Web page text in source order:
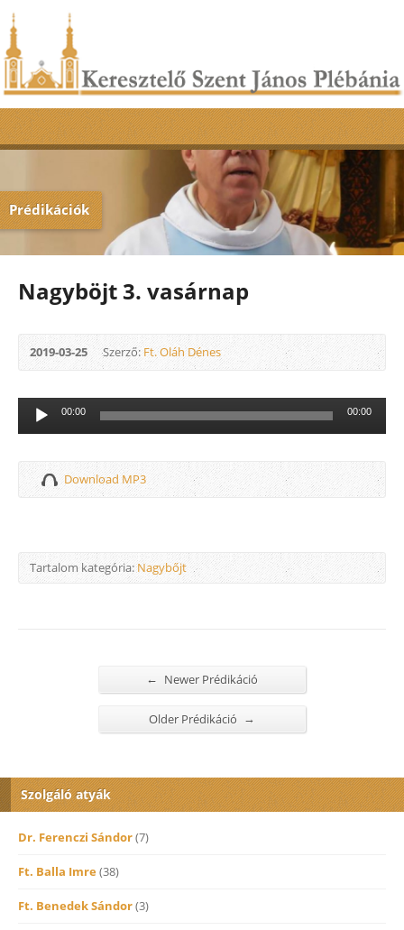
Prédikációk
Nagyböjt 3. vasárnap
2019-03-25 Szerző:Ft. Oláh Dénes
Audió
lejátszó
00:00 00:00
Download MP3
Tartalom kategória:Nagybőjt
← Newer Prédikáció
Older Prédikáció →
Szolgáló atyák
Dr. Ferenczi Sándor(7)
Ft. Balla Imre(38)
Ft. Benedek Sándor(3)